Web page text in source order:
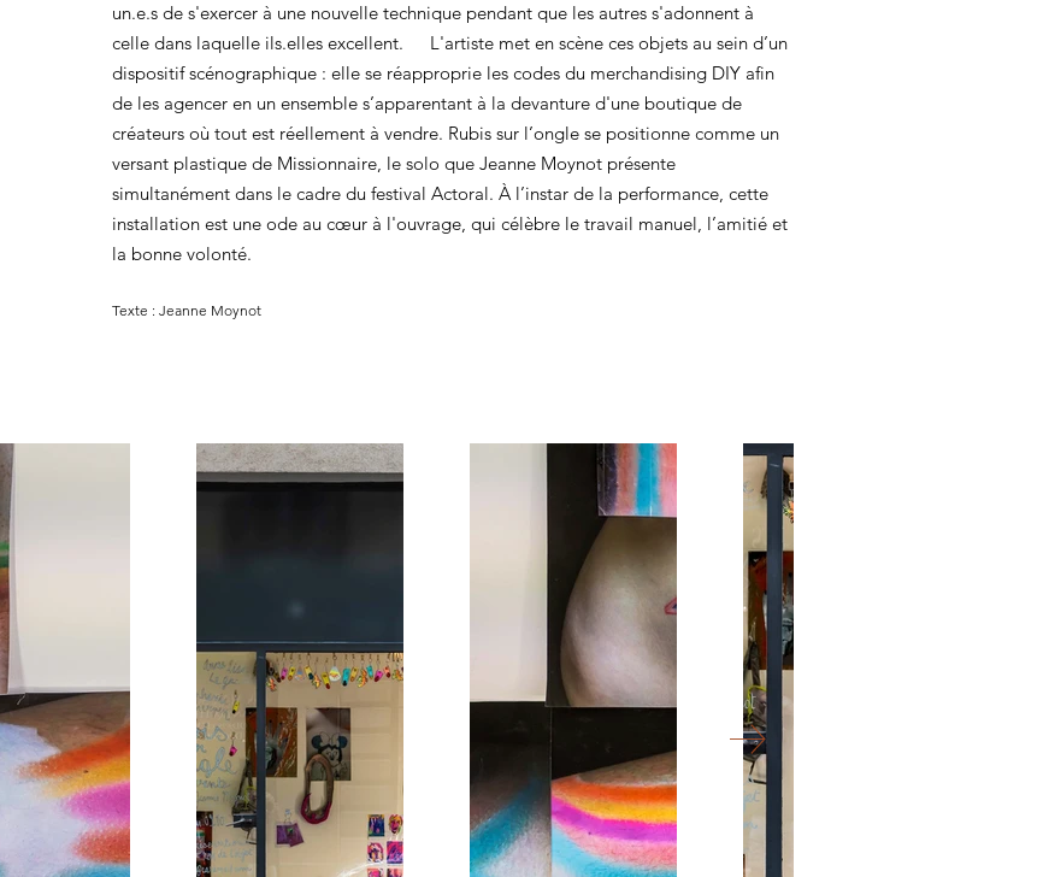
un.e.s de s'exercer à une nouvelle technique pendant que les autres s'adonnent à
celle dans laquelle ils.elles excellent. L'artiste met en scène ces objets au sein d’un
dispositif scénographique : elle se réapproprie les codes du merchandising DIY afin
de les agencer en un ensemble s’apparentant à la devanture d'une boutique de
créateurs où tout est réellement à vendre. Rubis sur l’ongle se positionne comme un
versant plastique de Missionnaire, le solo que Jeanne Moynot présente
simultanément dans le cadre du festival Actoral. À l’instar de la performance, cette
installation est une ode au cœur à l'ouvrage, qui célèbre le travail manuel, l’amitié et
la bonne volonté.
Texte : Jeanne Moynot